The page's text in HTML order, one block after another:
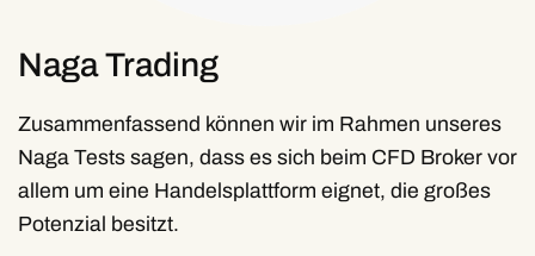
Naga Trading
Zusammenfassend können wir im Rahmen unseres
Naga Tests sagen, dass es sich beim CFD Broker vor
allem um eine Handelsplattform eignet, die großes
Potenzial besitzt.